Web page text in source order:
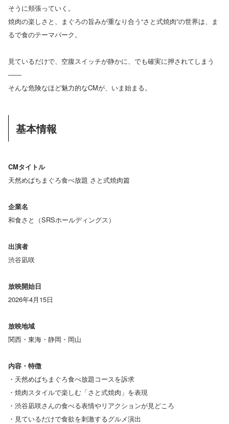
そうに頬張っていく。
焼肉の楽しさと、まぐろの旨みが重なり合う“さと式焼肉”の世界は、ま
るで食のテーマパーク。
見ているだけで、空腹スイッチが静かに、でも確実に押されてしまう
――
そんな危険なほど魅力的なCMが、いま始まる。
基本情報
CMタイトル
天然めばちまぐろ食べ放題 さと式焼肉篇
企業名
和食さと（SRSホールディングス）
出演者
渋谷凪咲
放映開始日
2026年4月15日
放映地域
関西・東海・静岡・岡山
内容・特徴
・天然めばちまぐろ食べ放題コースを訴求
・焼肉スタイルで楽しむ「さと式焼肉」を表現
・渋谷凪咲さんの食べる表情やリアクションが見どころ
・見ているだけで食欲を刺激するグルメ演出